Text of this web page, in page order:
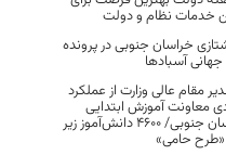
خدمات نظام و دولت
خراسان جنوبی در پرونده
آسبادها
مقام عالی وزارت از عملکرد
معاونت آموزش ابتدایی
خراسان جنوبی/ ۴۶۰۰ دانش‌آموز زیر
حامی»